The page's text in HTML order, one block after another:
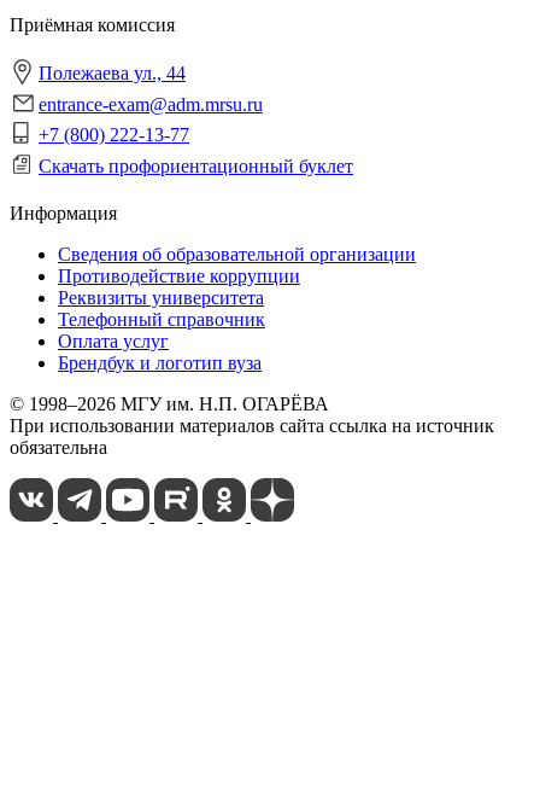
Приёмная комиссия
Полежаева ул., 44
entrance-exam@adm.mrsu.ru
+7 (800) 222-13-77
Скачать профориентационный буклет
Информация
Сведения об образовательной организации
Противодействие коррупции
Реквизиты университета
Телефонный справочник
Оплата услуг
Брендбук и логотип вуза
© 1998–2026 МГУ им. Н.П. ОГАРЁВА
При использовании материалов сайта ссылка на источник
обязательна